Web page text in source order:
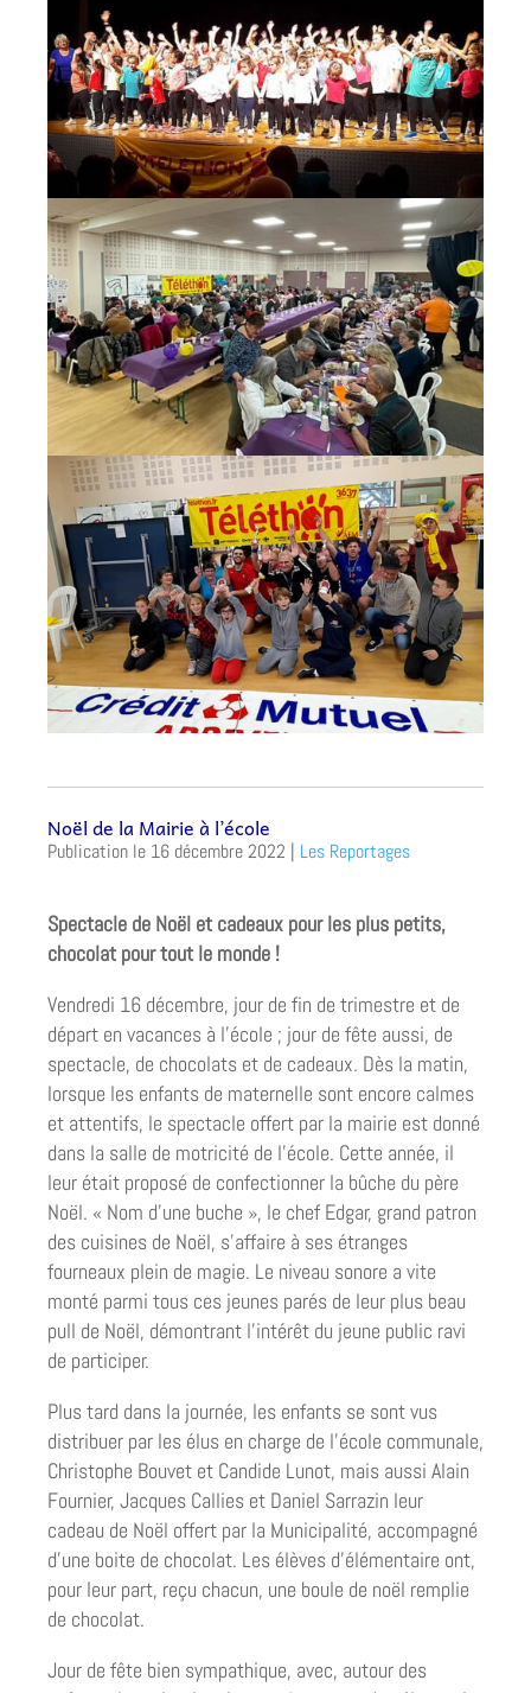
Noël de la Mairie à l’école
16 décembre 2022 | Les Reportages
Spectacle de Noël et cadeaux pour les plus petits,
chocolat pour tout le monde !
Vendredi 16 décembre, jour de fin de trimestre et de
départ en vacances à l’école ; jour de fête aussi, de
spectacle, de chocolats et de cadeaux. Dès la matin,
lorsque les enfants de maternelle sont encore calmes
et attentifs, le spectacle offert par la mairie est donné
dans la salle de motricité de l’école. Cette année, il
leur était proposé de confectionner la bûche du père
Noël. « Nom d’une buche », le chef Edgar, grand patron
des cuisines de Noël, s’affaire à ses étranges
fourneaux plein de magie. Le niveau sonore a vite
monté parmi tous ces jeunes parés de leur plus beau
pull de Noël, démontrant l’intérêt du jeune public ravi
de participer.
Plus tard dans la journée, les enfants se sont vus
distribuer par les élus en charge de l’école communale,
Christophe Bouvet et Candide Lunot, mais aussi Alain
Fournier, Jacques Callies et Daniel Sarrazin leur
cadeau de Noël offert par la Municipalité, accompagné
d’une boite de chocolat. Les élèves d’élémentaire ont,
pour leur part, reçu chacun, une boule de noël remplie
de chocolat.
Jour de fête bien sympathique, avec, autour des